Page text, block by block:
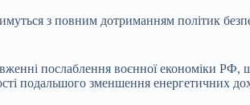
з повним дотриманням політик
послаблення воєнної економіки РФ,
подальшого зменшення енергетичних